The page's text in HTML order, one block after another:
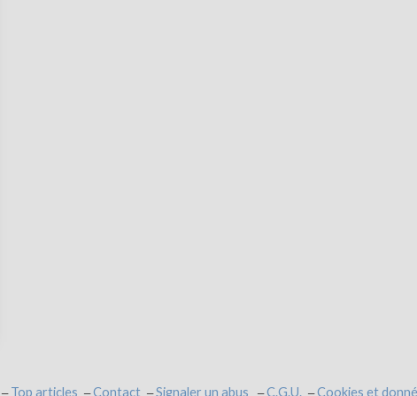
Top articles Contact Signaler un abus C.G.U. Cookies et